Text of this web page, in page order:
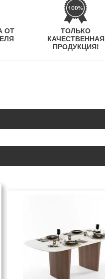
ОТ
ТОЛЬКО
КАЧЕСТВЕННАЯ
ПРОДУКЦИЯ!